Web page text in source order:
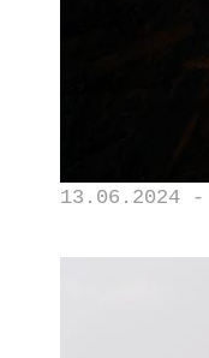
13.06.2024 -